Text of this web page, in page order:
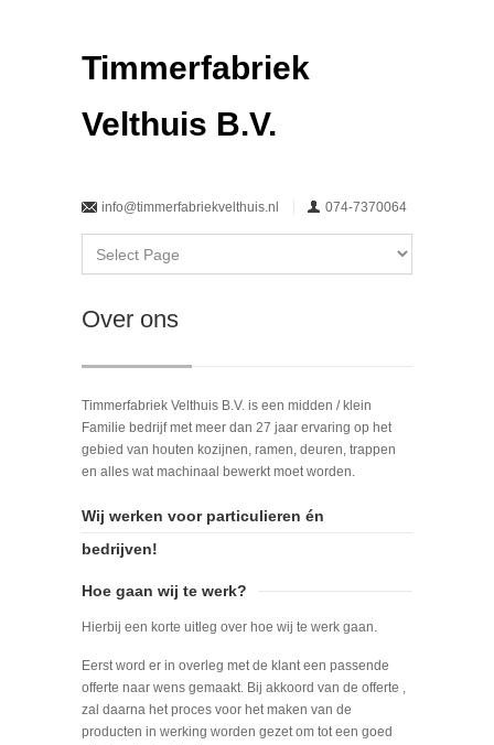
Timmerfabriek
Velthuis B.V.
info@timmerfabriekvelthuis.nl 074-7370064
Over ons
Timmerfabriek Velthuis B.V. is een midden / klein
Familie bedrijf met meer dan 27 jaar ervaring op het
gebied van houten kozijnen, ramen, deuren, trappen
en alles wat machinaal bewerkt moet worden.
Wij werken voor particulieren én
bedrijven!
Hoe gaan wij te werk?
Hierbij een korte uitleg over hoe wij te werk gaan.
Eerst word er in overleg met de klant een passende
offerte naar wens gemaakt. Bij akkoord van de offerte ,
zal daarna het proces voor het maken van de
producten in werking worden gezet om tot een goed